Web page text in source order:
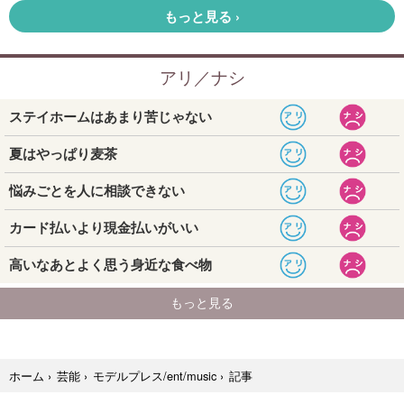
ホーム › 芸能 › モデルプレス/ent/music › 記事